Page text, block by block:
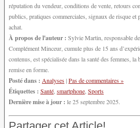
réputation du vendeur, conditions de vente, retours
publics, pratiques commerciales, signaux de risque et
achat.
À propos de l'auteur : Sylvie Martin, responsable
Complément Minceur, cumule plus de 15 ans
contenus, est spécialisée dans la santé des femmes, la
remise en forme.
Posté dans : Analyses|Pas de commentaires »
Étiquettes : Santé,smartphone,Sports
Dernière mise à jour : le 25 septembre 2025.